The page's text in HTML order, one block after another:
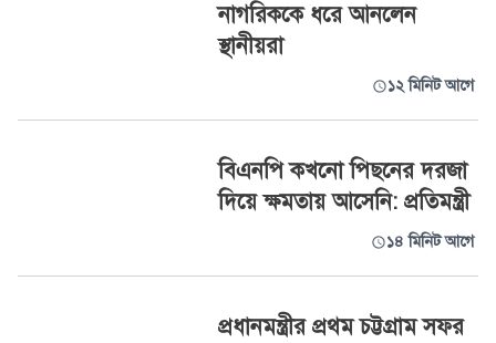
নাগরিককে ধরে আনলেন
স্থানীয়রা
১২ মিনিট আগে
বিএনপি কখনো পিছনের দরজা
দিয়ে ক্ষমতায় আসেনি: প্রতিমন্ত্রী
১৪ মিনিট আগে
প্রধানমন্ত্রীর প্রথম চট্টগ্রাম সফর